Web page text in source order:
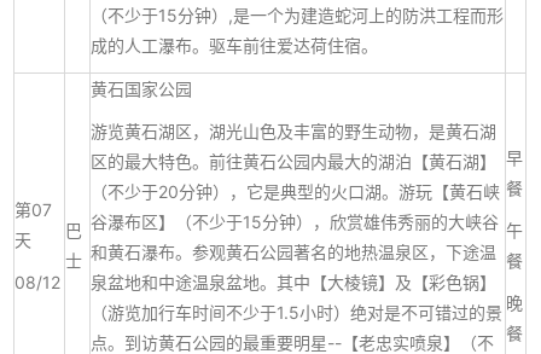
（不少于15分钟）,是一个为建造蛇河上的防洪工程而形
成的人工瀑布。驱车前往爱达荷住宿。
第07
天
08/12
巴
士
黄石国家公园
游览黄石湖区，湖光山色及丰富的野生动物，是黄石湖
区的最大特色。前往黄石公园内最大的湖泊【黄石湖】
（不少于20分钟），它是典型的火口湖。游玩【黄石峡
谷瀑布区】（不少于15分钟），欣赏雄伟秀丽的大峡谷
和黄石瀑布。参观黄石公园著名的地热温泉区，下途温
泉盆地和中途温泉盆地。其中【大棱镜】及【彩色锅】
（游览加行车时间不少于1.5小时）绝对是不可错过的景
点。到访黄石公园的最重要明星--【老忠实喷泉】（不
早
餐
午
餐
晚
餐